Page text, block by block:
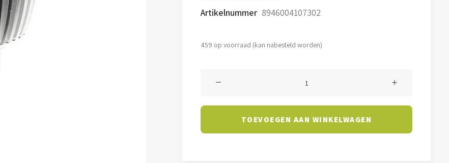
Artikelnummer 8946004107302
459 op voorraad (kan nabesteld worden)
-
TOEVOEGEN AAN WINKELWAGEN